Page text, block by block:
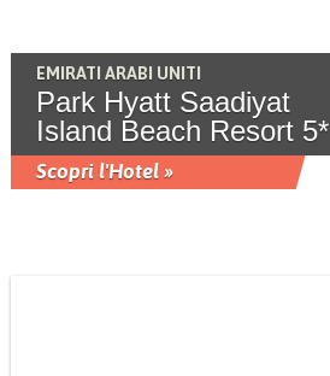
EMIRATI ARABI UNITI
Park Hyatt Saadiyat
Island Beach Resort 5*
Scopri l'Hotel »